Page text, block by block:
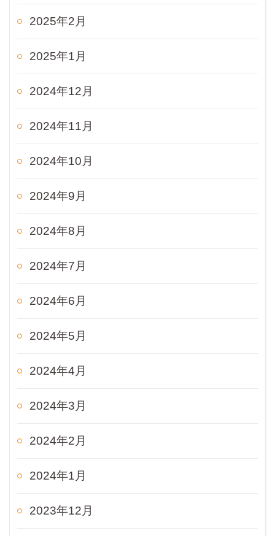
2025年2月
2025年1月
2024年12月
2024年11月
2024年10月
2024年9月
2024年8月
2024年7月
2024年6月
2024年5月
2024年4月
2024年3月
2024年2月
2024年1月
2023年12月